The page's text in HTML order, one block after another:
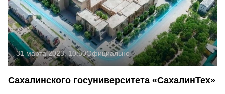
31 марта 2023, 10:50Официально
Сахалинского госуниверситета «СахалинТех»